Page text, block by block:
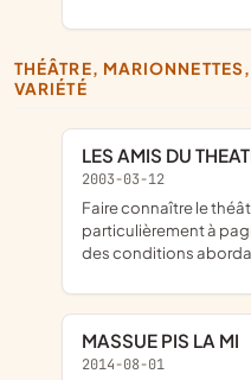
THÉÂTRE, MARIONNETTES, CIRQUE, SPECTACLES DE
VARIÉTÉ
LES AMIS DU
2003-03-12
faire connaître le théâtre de boulevard en milieu rural,
particulièrement à
des conditions
MASSUE PIS LA MI
2014-08-01